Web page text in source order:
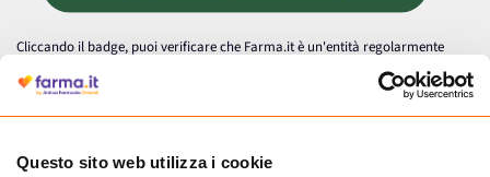
Questo sito web utilizza i cookie
Cliccando il badge, puoi verificare che Farma.it è un'entità regolarmente
autorizzata dal Ministero della Salute a effettuare la vendita online di
medicinali.